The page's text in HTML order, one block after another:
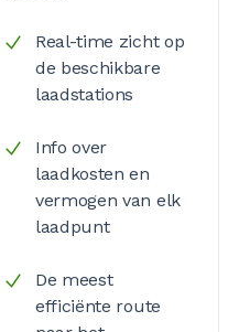
Real-time zicht op
de beschikbare
laadstations
Info over
laadkosten en
vermogen van elk
laadpunt
De meest
efficiënte route